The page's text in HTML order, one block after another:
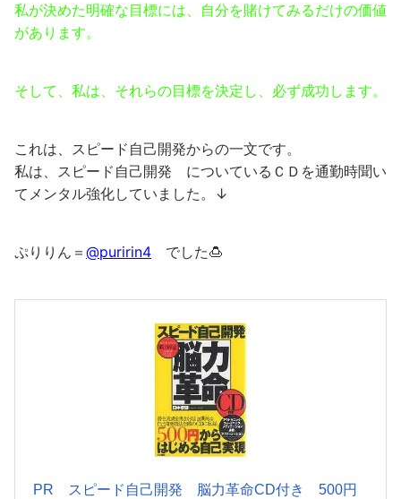
私が決めた明確な目標には、自分を賭けてみるだけの価値
があります。
そして、私は、それらの目標を決定し、必ず成功します。
これは、スピード自己開発からの一文です。
私は、スピード自己開発 についているＣＤを通勤時聞い
てメンタル強化していました。↓
ぷりりん＝ @puririn4 でした🍮
PR スピード自己開発 脳力革命CD付き 500円